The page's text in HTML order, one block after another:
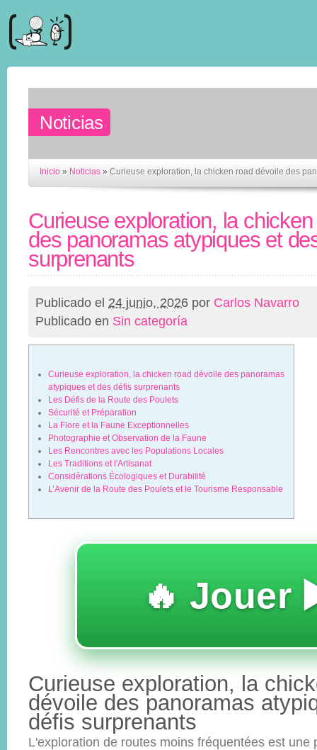
Noticias
Inicio » Noticias » Curieuse exploration, la chicken road dévoile des
Curieuse exploration, la
des panoramas atypiques et
surprenants
Publicado el 24 junio, 2026 por Carlos Navarro
Publicado en Sin categoría
Curieuse exploration, la chicken road dévoile des panoramas
atypiques et des défis surprenants
Les Défis de la Route des Poulets
Sécurité et Préparation
La Flore et la Faune Exceptionnelles
Photographie et Observation de la Faune
Les Rencontres avec les Populations Locales
Les Traditions et l'Artisanat
Considérations Écologiques et Durabilité
L’Avenir de la Route des Poulets et le Tourisme Responsable
🔥 Jouer
Curieuse exploration, la
dévoile des panoramas
défis surprenants
L'exploration de routes moins fréquentées est une